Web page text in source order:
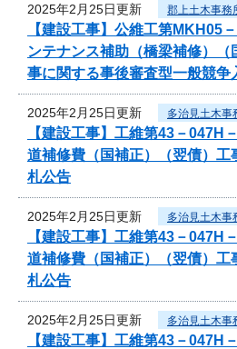
2025年2月25日更新 郡上土木事務
【建設工事】公維工第MKH05
ンテナンス補助（橋梁補修）
事に関する事後審査型一般競争
2025年2月25日更新 多治見土木事
【建設工事】工維第43－
道補修費（国補正）（翌債）工
札公告
2025年2月25日更新 多治見土木事
【建設工事】工維第43－
道補修費（国補正）（翌債）工
札公告
2025年2月25日更新 多治見土木事
【建設工事】工維第43－